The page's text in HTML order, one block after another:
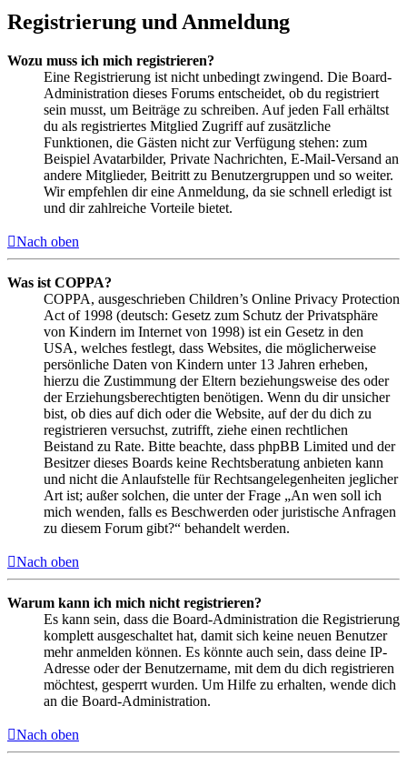
Registrierung und Anmeldung
Wozu muss ich mich registrieren?
Eine Registrierung ist nicht unbedingt zwingend. Die Board-
Administration dieses Forums entscheidet, ob du registriert
sein musst, um Beiträge zu schreiben. Auf jeden Fall erhältst
du als registriertes Mitglied Zugriff auf zusätzliche
Funktionen, die Gästen nicht zur Verfügung stehen: zum
Beispiel Avatarbilder, Private Nachrichten, E-Mail-Versand an
andere Mitglieder, Beitritt zu Benutzergruppen und so weiter.
Wir empfehlen dir eine Anmeldung, da sie schnell erledigt ist
und dir zahlreiche Vorteile bietet.
Nach oben
Was ist COPPA?
COPPA, ausgeschrieben Children’s Online Privacy Protection
Act of 1998 (deutsch: Gesetz zum Schutz der Privatsphäre
von Kindern im Internet von 1998) ist ein Gesetz in den
USA, welches festlegt, dass Websites, die möglicherweise
persönliche Daten von Kindern unter 13 Jahren erheben,
hierzu die Zustimmung der Eltern beziehungsweise des oder
der Erziehungsberechtigten benötigen. Wenn du dir unsicher
bist, ob dies auf dich oder die Website, auf der du dich zu
registrieren versuchst, zutrifft, ziehe einen rechtlichen
Beistand zu Rate. Bitte beachte, dass phpBB Limited und der
Besitzer dieses Boards keine Rechtsberatung anbieten kann
und nicht die Anlaufstelle für Rechtsangelegenheiten jeglicher
Art ist; außer solchen, die unter der Frage „An wen soll ich
mich wenden, falls es Beschwerden oder juristische Anfragen
zu diesem Forum gibt?“ behandelt werden.
Nach oben
Warum kann ich mich nicht registrieren?
Es kann sein, dass die Board-Administration die Registrierung
komplett ausgeschaltet hat, damit sich keine neuen Benutzer
mehr anmelden können. Es könnte auch sein, dass deine IP-
Adresse oder der Benutzername, mit dem du dich registrieren
möchtest, gesperrt wurden. Um Hilfe zu erhalten, wende dich
an die Board-Administration.
Nach oben